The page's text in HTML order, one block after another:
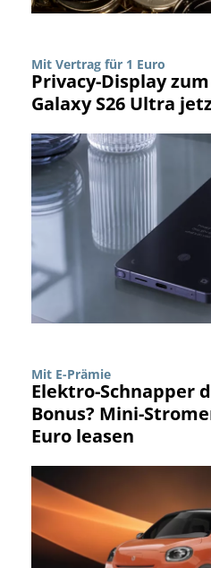
Mit Vertrag für 1 Euro
Privacy-Display
Galaxy S26 Ultra
Mit E-Prämie
Elektro-Schnapper
Bonus? Mini-
Euro leasen